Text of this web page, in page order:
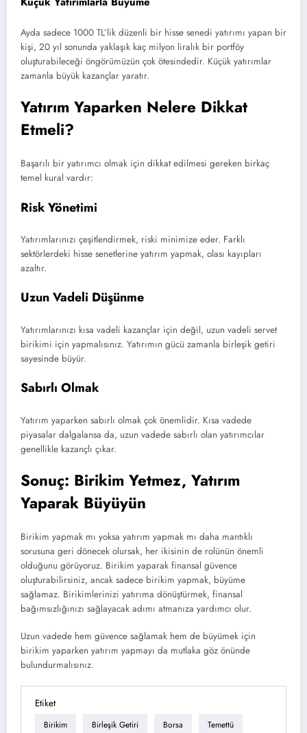
Ayda sadece 1000 TL’lik düzenli bir hisse senedi yatırımı yapan bir
kişi, 20 yıl sonunda yaklaşık kaç milyon liralık bir portföy
oluşturabileceği öngörümüzün çok ötesindedir. Küçük yatırımlar
zamanla büyük kazançlar yaratır.
Yatırım Yaparken Nelere Dikkat
Etmeli?
Başarılı bir yatırımcı olmak için dikkat edilmesi gereken birkaç
temel kural vardır:
Risk Yönetimi
Yatırımlarınızı çeşitlendirmek, riski minimize eder. Farklı
sektörlerdeki hisse senetlerine yatırım yapmak, olası kayıpları
azaltır.
Uzun Vadeli Düşünme
Yatırımlarınızı kısa vadeli kazançlar için değil, uzun vadeli servet
birikimi için yapmalısınız. Yatırımın gücü zamanla birleşik getiri
sayesinde büyür.
Sabırlı Olmak
Yatırım yaparken sabırlı olmak çok önemlidir. Kısa vadede
piyasalar dalgalansa da, uzun vadede sabırlı olan yatırımcılar
genellikle kazançlı çıkar.
Sonuç: Birikim Yetmez, Yatırım
Yaparak Büyüyün
Birikim yapmak mı yoksa yatırım yapmak mı daha mantıklı
sorusuna geri dönecek olursak, her ikisinin de rolünün önemli
olduğunu görüyoruz. Birikim yaparak finansal güvence
oluşturabilirsiniz, ancak sadece birikim yapmak, büyüme
sağlamaz. Birikimlerinizi yatırıma dönüştürmek, finansal
bağımsızlığınızı sağlayacak adımı atmanıza yardımcı olur.
Uzun vadede hem güvence sağlamak hem de büyümek için
birikim yaparken yatırım yapmayı da mutlaka göz önünde
bulundurmalısınız.
Etiket
Birikim Birleşik Getiri Borsa Temettü